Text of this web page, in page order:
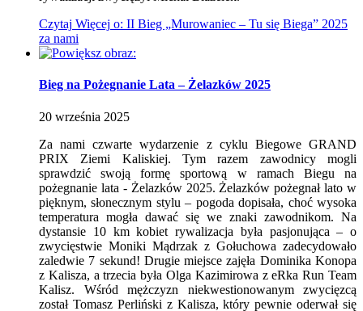
Czytaj Więcej o: II Bieg „Murowaniec – Tu się Biega” 2025
za nami
Bieg na Pożegnanie Lata – Żelazków 2025
20 września 2025
Za nami czwarte wydarzenie z cyklu Biegowe GRAND
PRIX Ziemi Kaliskiej. Tym razem zawodnicy mogli
sprawdzić swoją formę sportową w ramach Biegu na
pożegnanie lata - Żelazków 2025. Żelazków pożegnał lato w
pięknym, słonecznym stylu – pogoda dopisała, choć wysoka
temperatura mogła dawać się we znaki zawodnikom. Na
dystansie 10 km kobiet rywalizacja była pasjonująca – o
zwycięstwie Moniki Mądrzak z Gołuchowa zadecydowało
zaledwie 7 sekund! Drugie miejsce zajęła Dominika Konopa
z Kalisza, a trzecia była Olga Kazimirowa z eRka Run Team
Kalisz. Wśród mężczyzn niekwestionowanym zwycięzcą
został Tomasz Perliński z Kalisza, który pewnie oderwał się